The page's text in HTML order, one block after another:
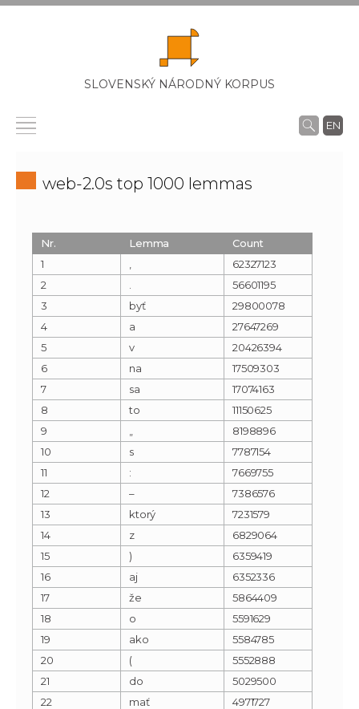
SLOVENSKÝ NÁRODNÝ KORPUS
EN
web-2.0s top 1000 lemmas
Nr. Lemma
Count
1
62327123
2
56601195
3
byť
29800078
4
a
27647269
5
v
20426394
6
na
17509303
7
sa
17074163
8
to
11150625
9
8198896
10
s
7787154
11
:
7669755
12
–
7386576
13
ktorý
7231579
14
z
6829064
15
)
6359419
16
aj
6352336
17
že
5864409
18
o
5591629
19
ako
5584785
20
(
5552888
21
do
5029500
22
mať
4971727